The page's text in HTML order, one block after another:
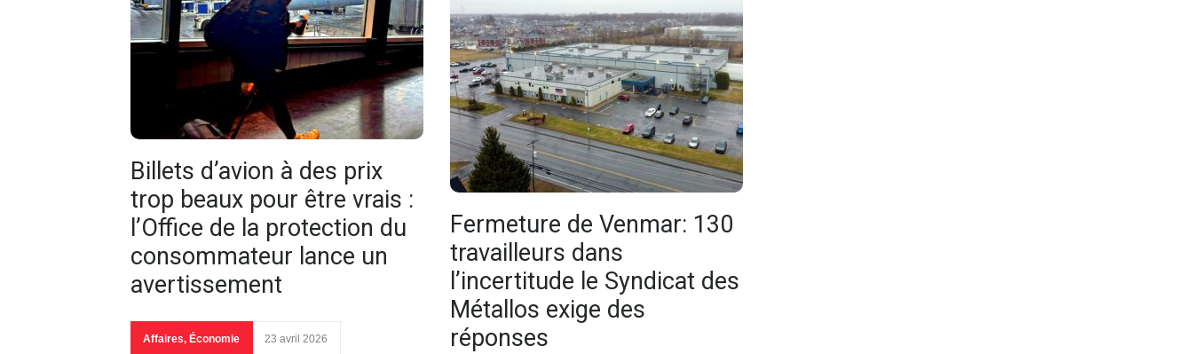
Billets d’avion à des prix
trop beaux pour être vrais :
l’Office de la protection du
consommateur lance un
avertissement
Affaires, Économie 23 avril 2026
Fermeture de Venmar: 130
travailleurs dans
l’incertitude le Syndicat des
Métallos exige des
réponses